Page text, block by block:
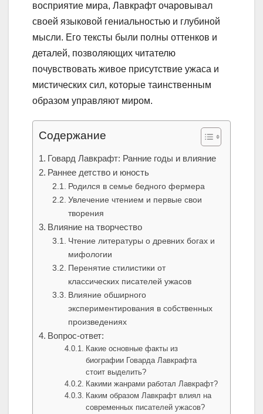
восприятие мира, Лавкрафт очаровывал
своей языковой гениальностью и глубиной
мысли. Его тексты были полны оттенков и
деталей, позволяющих читателю
почувствовать живое присутствие ужаса и
мистических сил, которые таинственным
образом управляют миром.
Содержание
Говард Лавкрафт: Ранние годы и влияние
Раннее детство и юность
Родился в семье бедного фермера
Увлечение чтением и первые свои
творения
Влияние на творчество
Чтение литературы о древних богах и
мифологии
Перенятие стилистики от
классических писателей ужасов
Влияние обширного
экспериментирования в собственных
произведениях
Вопрос-ответ:
Какие основные факты из
биографии Говарда Лавкрафта
стоит выделить?
Какими жанрами работал Лавкрафт?
Каким образом Лавкрафт влиял на
современных писателей ужасов?